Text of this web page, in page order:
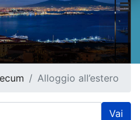
Alloggio all’estero
Vai